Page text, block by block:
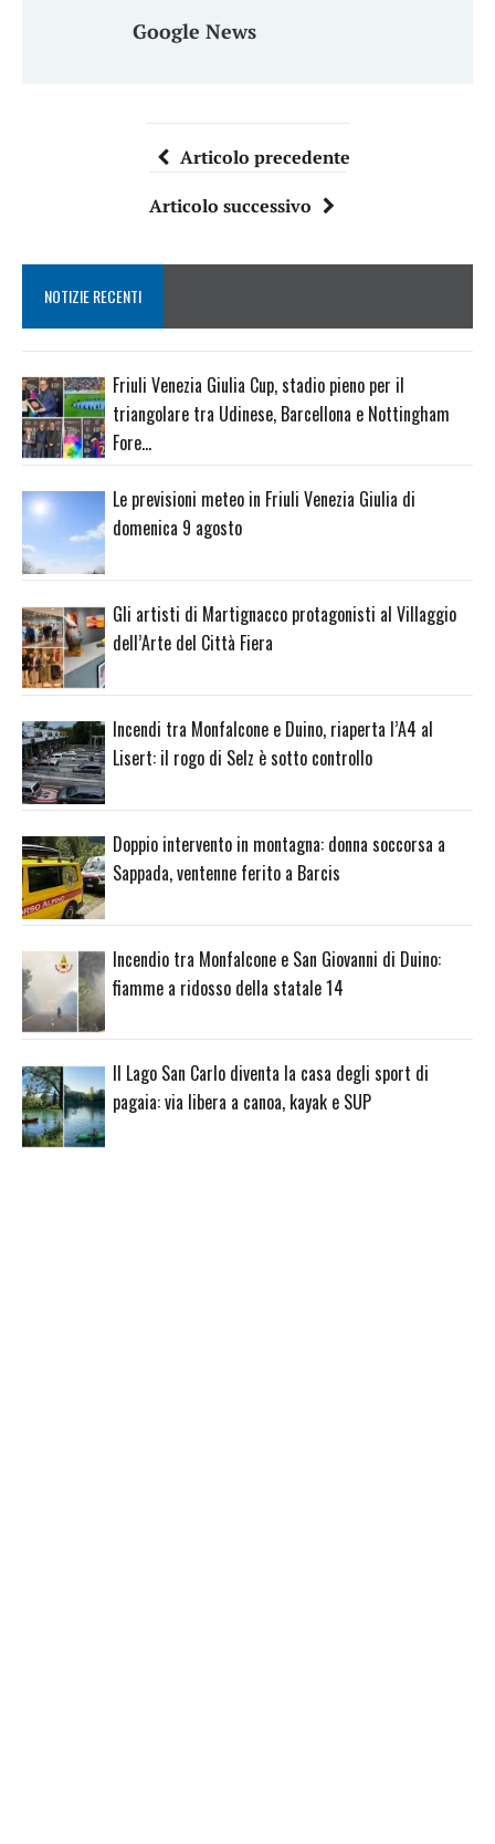
Google News
Articolo precedente
Articolo successivo
NOTIZIE RECENTI
Friuli Venezia Giulia Cup, stadio pieno per il
triangolare tra Udinese, Barcellona e Nottingham
Fore…
Le previsioni meteo in Friuli Venezia Giulia di
domenica 9 agosto
Gli artisti di Martignacco protagonisti al Villaggio
dell’Arte del Città Fiera
Incendi tra Monfalcone e Duino, riaperta l’A4 al
Lisert: il rogo di Selz è sotto controllo
Doppio intervento in montagna: donna soccorsa a
Sappada, ventenne ferito a Barcis
Incendio tra Monfalcone e San Giovanni di Duino:
fiamme a ridosso della statale 14
Il Lago San Carlo diventa la casa degli sport di
pagaia: via libera a canoa, kayak e SUP